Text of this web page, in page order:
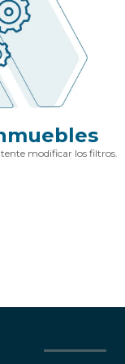
modificar los filtros.